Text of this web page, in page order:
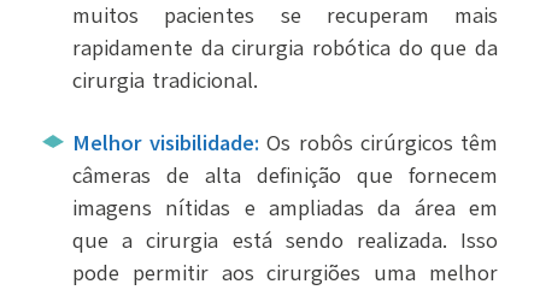
muitos pacientes se recuperam mais
rapidamente da cirurgia robótica do que da
cirurgia tradicional.
Melhor visibilidade: Os robôs cirúrgicos têm
câmeras de alta definição que fornecem
imagens nítidas e ampliadas da área em
que a cirurgia está sendo realizada. Isso
pode permitir aos cirurgiões uma melhor